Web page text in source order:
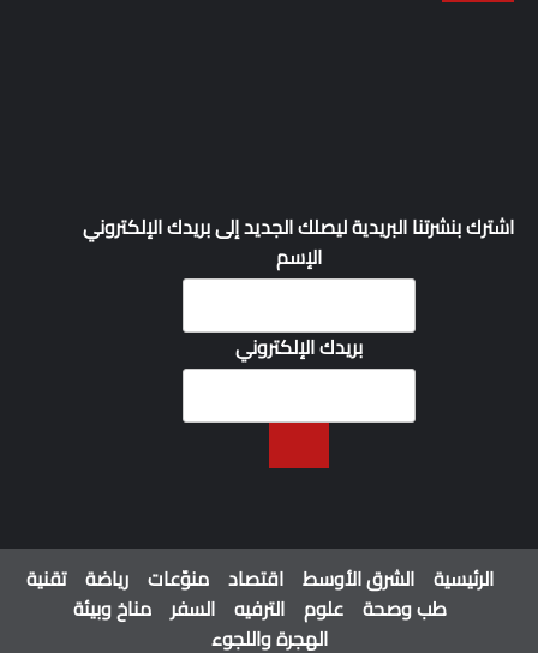
اشترك بنشرتنا البريدية ليصلك الجديد إلى بريدك الإلكتروني
الإسم
بريدك الإلكتروني
الرئيسية الشرق الأوسط اقتصاد منوّعات رياضة تقنية
طب وصحة علوم الترفيه السفر مناخ وبيئة
الهجرة واللجوء